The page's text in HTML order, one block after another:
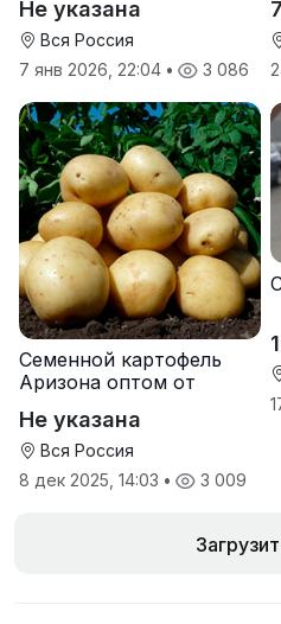
Не указана
Вся Россия
7 янв 2026, 22:04 • 3 086
Семенной картофель
Аризона оптом от
Не указана
Вся Россия
8 дек 2025, 14:03 • 3 009